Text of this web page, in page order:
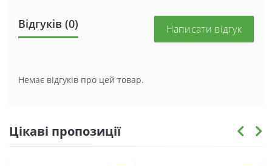
Відгуків (0) Написати відгук
Немає відгуків про цей товар.
Цікаві пропозиції